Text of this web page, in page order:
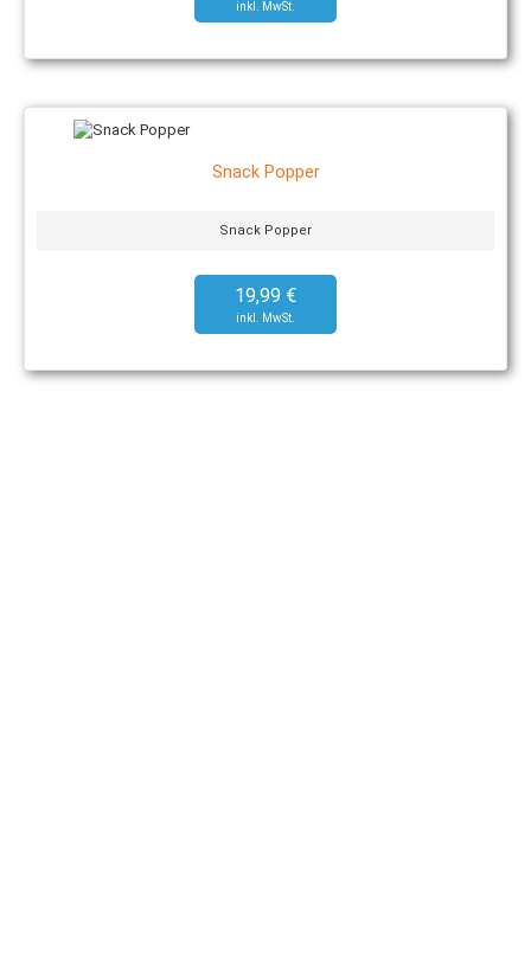
Snack Popper
Snack Popper
19,99 €